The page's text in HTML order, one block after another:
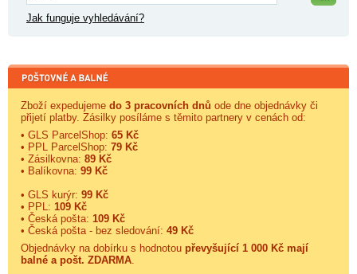
Jak funguje vyhledávání?
Zboží expedujeme do 3 pracovních dnů ode dne objednávky či
přijetí platby. Zásilky posíláme s těmito partnery v cenách od:
• GLS ParcelShop: 65 Kč
• PPL ParcelShop: 79 Kč
• Zásilkovna: 89 Kč
• Balíkovna: 99 Kč
• GLS kurýr: 99 Kč
• PPL: 109 Kč
• Česká pošta: 109 Kč
• Česká pošta - bez sledování: 49 Kč
Objednávky na dobírku s hodnotou převyšující 1 000 Kč mají
balné a pošt. ZDARMA